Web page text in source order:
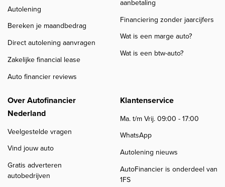
Autolening
Bereken je maandbedrag
Direct autolening aanvragen
Zakelijke financial lease
Auto financier reviews
aanbetaling
Financiering zonder jaarcijfers
Wat is een marge auto?
Wat is een btw-auto?
Over Autofinancier
Nederland
Veelgestelde vragen
Vind jouw auto
Gratis adverteren
autobedrijven
Klantenservice
Ma. t/m Vrij. 09:00 - 17:00
WhatsApp
Autolening nieuws
AutoFinancier is onderdeel van
1FS